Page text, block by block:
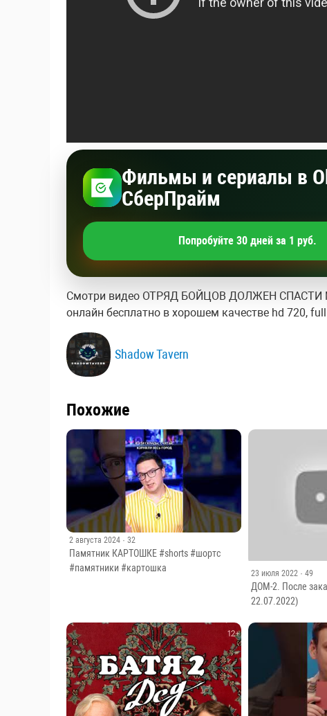
Фильмы и сериалы в
СберПрайм
Попробуйте 30 дней за 1 руб.
Смотри видео ОТРЯД БОЙЦОВ ДОЛЖЕН
онлайн бесплатно в хорошем качестве hd 720,
Shadow Tavern
Похожие
23 июля 2022 · 49
ДОМ-2. После